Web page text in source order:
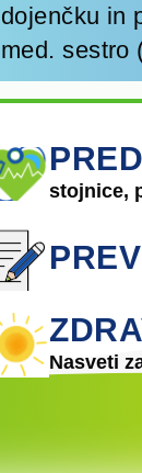
dojenčku in
med. sestro
stojnice,
Nasveti